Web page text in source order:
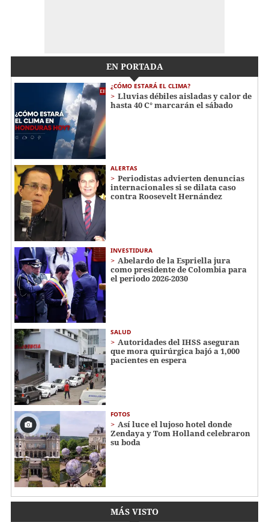
EN PORTADA
¿CÓMO ESTARÁ EL CLIMA?
Lluvias débiles aisladas y calor de
hasta 40 C° marcarán el sábado
ALERTAS
Periodistas advierten denuncias
internacionales si se dilata caso
contra Roosevelt Hernández
INVESTIDURA
Abelardo de la Espriella jura
como presidente de Colombia para
el periodo 2026-2030
SALUD
Autoridades del IHSS aseguran
que mora quirúrgica bajó a 1,000
pacientes en espera
FOTOS
Así luce el lujoso hotel donde
Zendaya y Tom Holland celebraron
su boda
MÁS VISTO